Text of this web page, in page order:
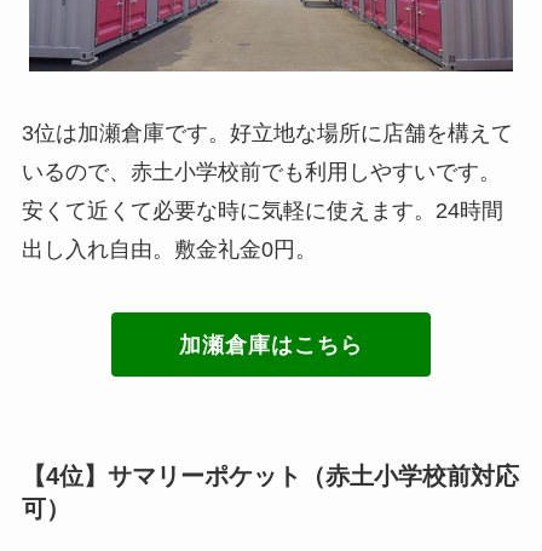
3位は加瀬倉庫です。好立地な場所に店舗を構えて
いるので、赤土小学校前でも利用しやすいです。
安くて近くて必要な時に気軽に使えます。24時間
出し入れ自由。敷金礼金0円。
加瀬倉庫はこちら
【4位】サマリーポケット（赤土小学校前対応
可）